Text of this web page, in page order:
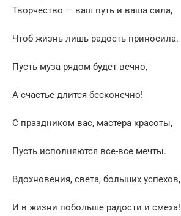
Творчество — ваш путь и ваша сила,
Чтоб жизнь лишь радость приносила.
Пусть муза рядом будет вечно,
А счастье длится бесконечно!
С праздником вас, мастера красоты,
Пусть исполняются все-все мечты.
Вдохновения, света, больших успехов,
И в жизни побольше радости и смеха!